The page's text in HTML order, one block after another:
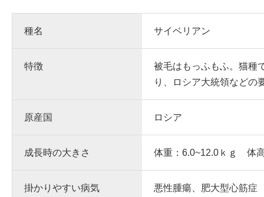
種名 サイベリアン
特徴
被毛はもっふもふ。猫種
り、ロシア大統領などの
原産国 ロシア
成長時の大きさ 体重：6.0~12.0ｋｇ 体
掛かりやすい病気 悪性腫瘍、肥大型心筋症